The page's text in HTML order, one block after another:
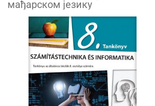
мађарском језику